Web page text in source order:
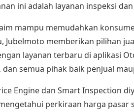
ini adalah layanan inspeksi
mampu memudahkan
Jubelmoto memberikan pilihan
layanan terbaru di aplikasi
semua pihak baik penjual
Engine dan Smart Inspection
perkiraan harga pasar